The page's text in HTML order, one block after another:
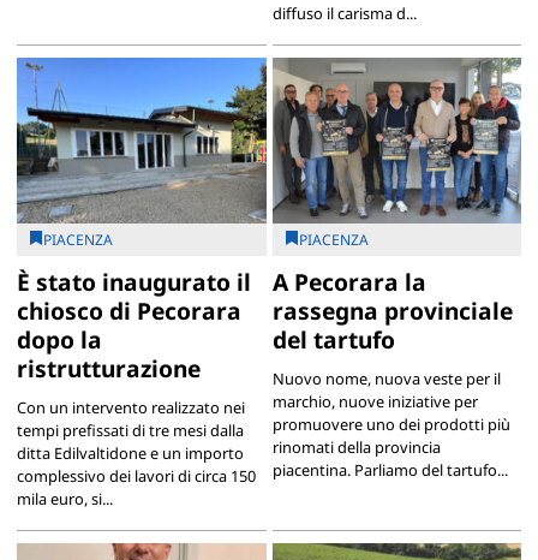
diffuso il carisma d...
PIACENZA
È stato inaugurato il
chiosco di Pecorara
dopo la
ristrutturazione
Con un intervento realizzato nei
tempi prefissati di tre mesi dalla
ditta Edilvaltidone e un importo
complessivo dei lavori di circa 150
mila euro, si...
PIACENZA
A Pecorara la
rassegna provinciale
del tartufo
Nuovo nome, nuova veste per il
marchio, nuove iniziative per
promuovere uno dei prodotti più
rinomati della provincia
piacentina. Parliamo del tartufo...